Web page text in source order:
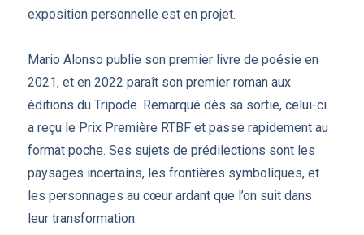
exposition personnelle est en projet.
Mario Alonso publie son premier livre de poésie en
2021, et en 2022 paraît son premier roman aux
éditions du Tripode. Remarqué dès sa sortie, celui-ci
a reçu le Prix Première RTBF et passe rapidement au
format poche. Ses sujets de prédilections sont les
paysages incertains, les frontières symboliques, et
les personnages au cœur ardant que l’on suit dans
leur transformation.